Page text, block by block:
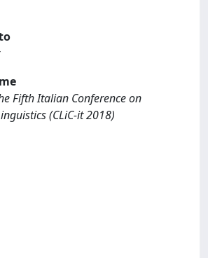
Fifth Italian Conference on
(CLiC-it 2018)